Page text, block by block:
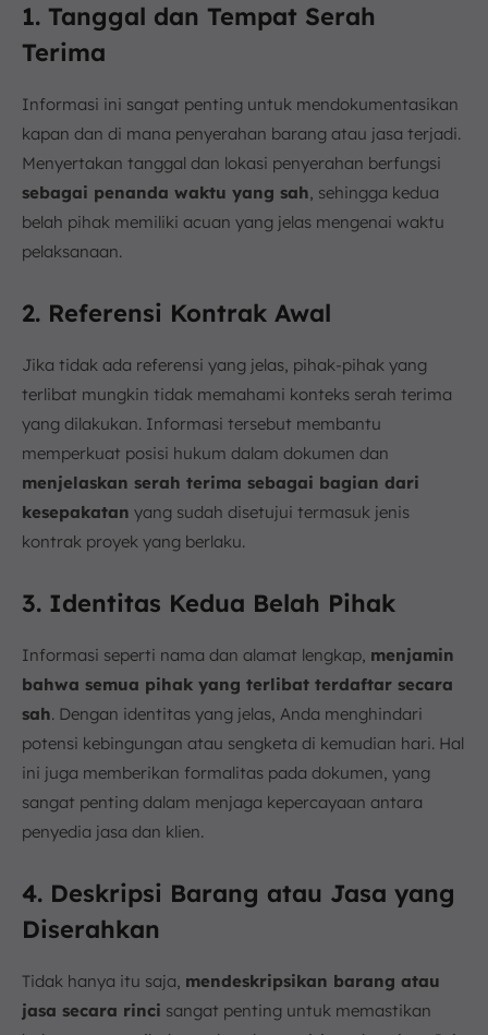
1. Tanggal dan Tempat Serah
Terima
Informasi ini sangat penting untuk mendokumentasikan
kapan dan di mana penyerahan barang atau jasa terjadi.
Menyertakan tanggal dan lokasi penyerahan berfungsi
sebagai penanda waktu yang sah, sehingga kedua
belah pihak memiliki acuan yang jelas mengenai waktu
pelaksanaan.
2. Referensi Kontrak Awal
Jika tidak ada referensi yang jelas, pihak-pihak yang
terlibat mungkin tidak memahami konteks serah terima
yang dilakukan. Informasi tersebut membantu
memperkuat posisi hukum dalam dokumen dan
menjelaskan serah terima sebagai bagian dari
kesepakatan yang sudah disetujui termasuk jenis
kontrak proyek yang berlaku.
3. Identitas Kedua Belah Pihak
Informasi seperti nama dan alamat lengkap, menjamin
bahwa semua pihak yang terlibat terdaftar secara
sah. Dengan identitas yang jelas, Anda menghindari
potensi kebingungan atau sengketa di kemudian hari. Hal
ini juga memberikan formalitas pada dokumen, yang
sangat penting dalam menjaga kepercayaan antara
penyedia jasa dan klien.
4. Deskripsi Barang atau Jasa yang
Diserahkan
Tidak hanya itu saja, mendeskripsikan barang atau
jasa secara rinci sangat penting untuk memastikan